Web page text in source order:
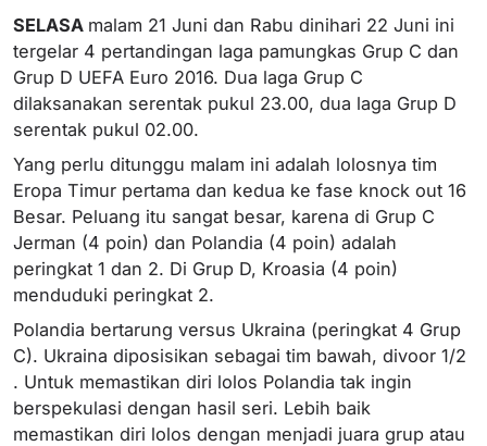
SELASA malam 21 Juni dan Rabu dinihari 22 Juni ini
tergelar 4 pertandingan laga pamungkas Grup C dan
Grup D UEFA Euro 2016. Dua laga Grup C
dilaksanakan serentak pukul 23.00, dua laga Grup D
serentak pukul 02.00.
Yang perlu ditunggu malam ini adalah lolosnya tim
Eropa Timur pertama dan kedua ke fase knock out 16
Besar. Peluang itu sangat besar, karena di Grup C
Jerman (4 poin) dan Polandia (4 poin) adalah
peringkat 1 dan 2. Di Grup D, Kroasia (4 poin)
menduduki peringkat 2.
Polandia bertarung versus Ukraina (peringkat 4 Grup
C). Ukraina diposisikan sebagai tim bawah, divoor 1/2
. Untuk memastikan diri lolos Polandia tak ingin
berspekulasi dengan hasil seri. Lebih baik
memastikan diri lolos dengan menjadi juara grup atau